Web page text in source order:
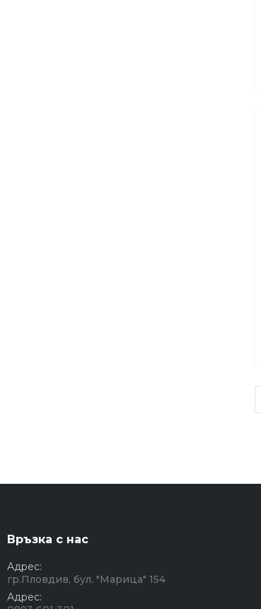
Връзка с нас
Адрес:
гр.Пловдив, бул. "Марица" 154
Адрес: